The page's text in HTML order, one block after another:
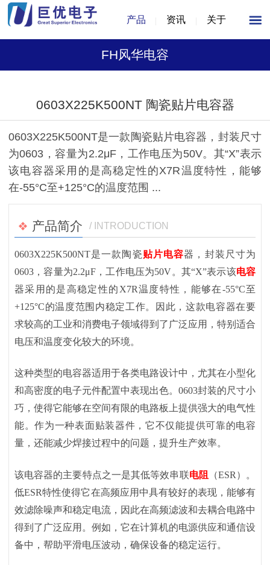
产品 资讯 关于
FH风华电容
1/1
0603X225K500NT 陶瓷贴片电容器
0603X225K500NT是一款陶瓷贴片电容器，封装尺寸
为0603，容量为2.2μF，工作电压为50V。其“X”表示
该电容器采用的是高稳定性的X7R温度特性，能够
在-55°C至+125°C的温度范围 ...
产品简介 / INTRODUCTION
0603X225K500NT是一款陶瓷贴片电容器，封装尺寸为
0603，容量为2.2μF，工作电压为50V。其“X”表示该电容
器采用的是高稳定性的X7R温度特性，能够在-55°C至
+125°C的温度范围内稳定工作。因此，这款电容器在要
求较高的工业和消费电子领域得到了广泛应用，特别适合
电压和温度变化较大的环境。
这种类型的电容器适用于各类电路设计中，尤其在小型化
和高密度的电子元件配置中表现出色。0603封装的尺寸小
巧，使得它能够在空间有限的电路板上提供强大的电气性
能。作为一种表面贴装器件，它不仅能提供可靠的电容
量，还能减少焊接过程中的问题，提升生产效率。
该电容器的主要特点之一是其低等效串联电阻 （ESR）。
低ESR特性使得它在高频应用中具有较好的表现，能够有
效滤除噪声和稳定电流，因此在高频滤波和去耦合电路中
得到了广泛应用。例如，它在计算机的电源供应和通信设
备中，帮助平滑电压波动，确保设备的稳定运行。